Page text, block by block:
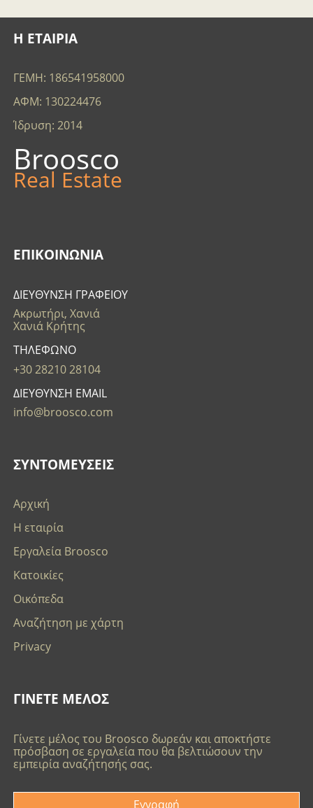
Η ΕΤΑΙΡΙΑ
ΓΕΜΗ: 186541958000
ΑΦΜ: 130224476
Ίδρυση: 2014
Broosco
Real Estate
ΕΠΙΚΟΙΝΩΝΊΑ
ΔΙΕΥΘΥΝΣΗ ΓΡΑΦΕΙΟΥ
Ακρωτήρι, Χανιά
Χανιά Κρήτης
ΤΗΛΕΦΩΝΟ
+30 28210 28104
ΔΙΕΥΘΥΝΣΗ EMAIL
info@broosco.com
ΣΥΝΤΟΜΕΥΣΕΙΣ
Αρχική
Η εταιρία
Εργαλεία Broosco
Κατοικίες
Οικόπεδα
Αναζήτηση με χάρτη
Privacy
ΓΙΝΕΤΕ ΜΕΛΟΣ
Γίνετε μέλος του Broosco δωρεάν και αποκτήστε
πρόσβαση σε εργαλεία που θα βελτιώσουν την
εμπειρία αναζήτησής σας.
Εγγραφή